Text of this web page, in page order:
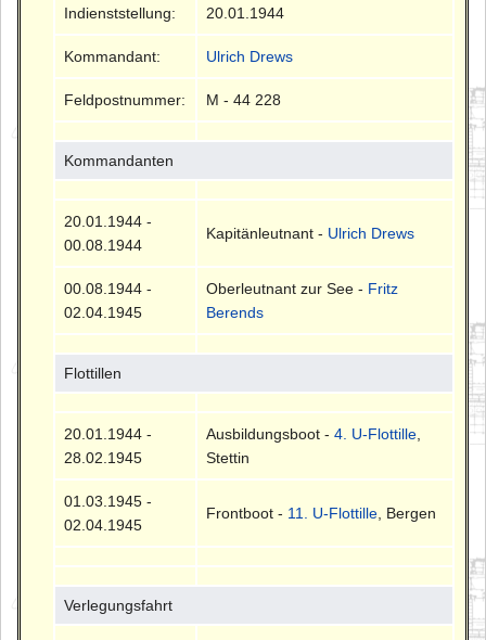
Indienststellung: 20.01.1944
Kommandant: Ulrich Drews
Feldpostnummer: M - 44 228
Kommandanten
20.01.1944 -
00.08.1944
Kapitänleutnant - Ulrich Drews
00.08.1944 -
02.04.1945
Oberleutnant zur See - Fritz
Berends
Flottillen
20.01.1944 -
28.02.1945
Ausbildungsboot -4. U-Flottille
Stettin
01.03.1945 -
02.04.1945
Frontboot - 11. U-Flottille , Bergen
Verlegungsfahrt